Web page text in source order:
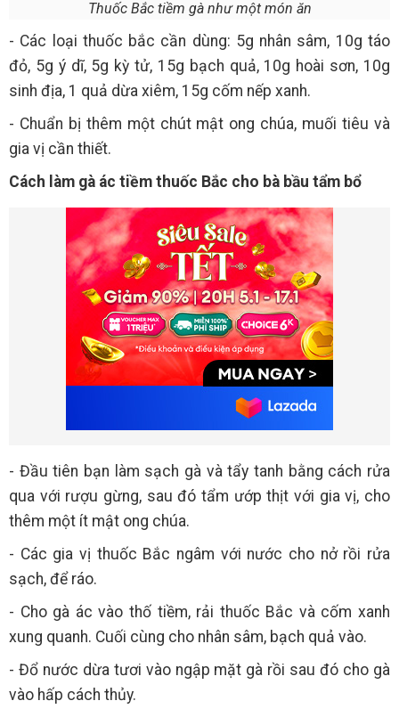
Thuốc Bắc tiềm gà như một món ăn
- Các loại thuốc bắc cần dùng: 5g nhân sâm, 10g táo
đỏ, 5g ý dĩ, 5g kỳ tử, 15g bạch quả, 10g hoài sơn, 10g
sinh địa, 1 quả dừa xiêm, 15g cốm nếp xanh.
- Chuẩn bị thêm một chút mật ong chúa, muối tiêu và
gia vị cần thiết.
Cách làm gà ác tiềm thuốc Bắc cho bà bầu tẩm bổ
- Đầu tiên bạn làm sạch gà và tẩy tanh bằng cách rửa
qua với rượu gừng, sau đó tẩm ướp thịt với gia vị, cho
thêm một ít mật ong chúa.
- Các gia vị thuốc Bắc ngâm với nước cho nở rồi rửa
sạch, để ráo.
- Cho gà ác vào thố tiềm, rải thuốc Bắc và cốm xanh
xung quanh. Cuối cùng cho nhân sâm, bạch quả vào.
- Đổ nước dừa tươi vào ngập mặt gà rồi sau đó cho gà
vào hấp cách thủy.